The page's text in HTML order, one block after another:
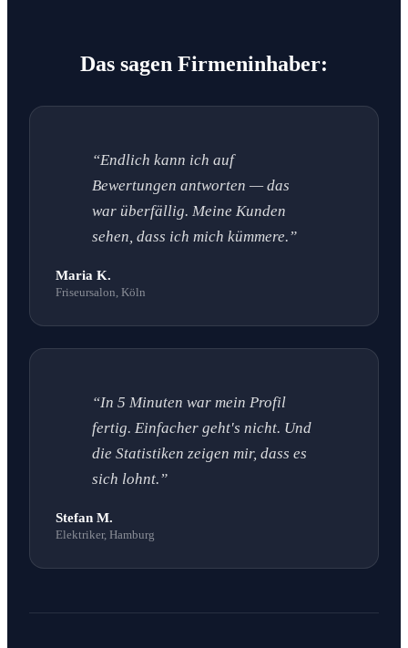
Das sagen Firmeninhaber:
“Endlich kann ich auf
Bewertungen antworten — das
war überfällig. Meine Kunden
sehen, dass ich mich kümmere.”
Maria K.
Friseursalon, Köln
“In 5 Minuten war mein Profil
fertig. Einfacher geht's nicht. Und
die Statistiken zeigen mir, dass es
sich lohnt.”
Stefan M.
Elektriker, Hamburg